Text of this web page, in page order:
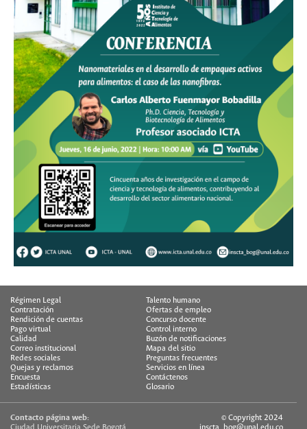
Régimen Legal
Talento humano
Contratación
Ofertas de empleo
Rendición de cuentas
Concurso docente
Pago virtual
Control interno
Calidad
Buzón de notificaciones
Correo institucional
Mapa del sitio
Redes sociales
Preguntas frecuentes
Quejas y reclamos
Servicios en línea
Encuesta
Contáctenos
Estadísticas
Glosario
Contacto página web:
© Copyright 2024